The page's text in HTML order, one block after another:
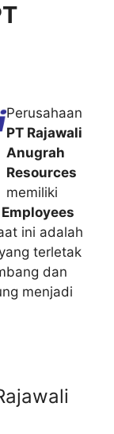
Perusahaan
PT Rajawali
Anugrah
Resources
memiliki
ini adalah
terletak
dan
menjadi